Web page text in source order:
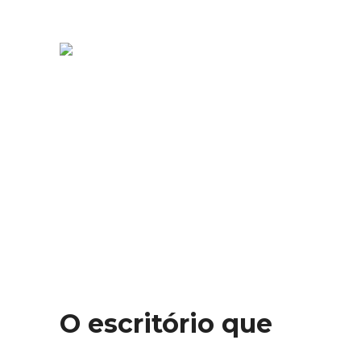
O escritório que